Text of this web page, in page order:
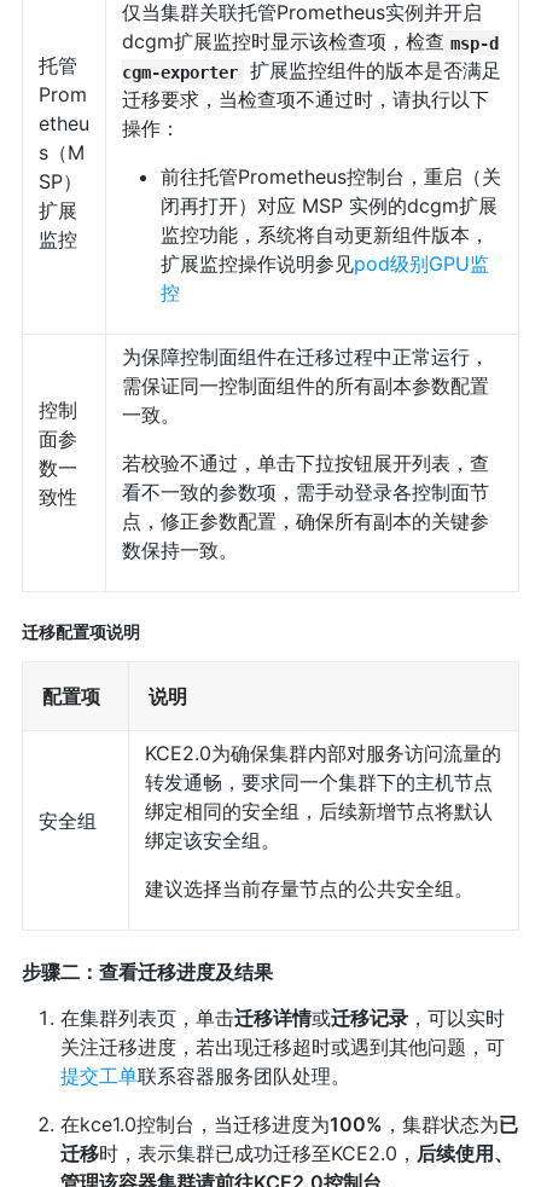
托管
Prom
etheu
s（M
SP）
扩展
监控
仅当集群关联托管Prometheus实例并开启
dcgm扩展监控时显示该检查项，检查 msp-d
cgm-exporter
扩展监控组件的版本是否满足
迁移要求，当检查项不通过时，请执行以下
操作：
前往托管Prometheus控制台，重启（关
闭再打开）对应 MSP 实例的dcgm扩展
监控功能，系统将自动更新组件版本，
扩展监控操作说明参见pod级别GPU监
控
控制
面参
数一
致性
为保障控制面组件在迁移过程中正常运行，
需保证同一控制面组件的所有副本参数配置
一致。
若校验不通过，单击下拉按钮展开列表，查
看不一致的参数项，需手动登录各控制面节
点，修正参数配置，确保所有副本的关键参
数保持一致。
迁移配置项说明
配置项 说明
安全组
KCE2.0为确保集群内部对服务访问流量的
转发通畅，要求同一个集群下的主机节点
绑定相同的安全组，后续新增节点将默认
绑定该安全组。
建议选择当前存量节点的公共安全组。
步骤二：查看迁移进度及结果
在集群列表页，单击迁移详情或迁移记录，可以实时
关注迁移进度，若出现迁移超时或遇到其他问题，可
提交工单联系容器服务团队处理。
在kce1.0控制台，当迁移进度为100% ，集群状态为已
迁移时，表示集群已成功迁移至KCE2.0， 后续使用、